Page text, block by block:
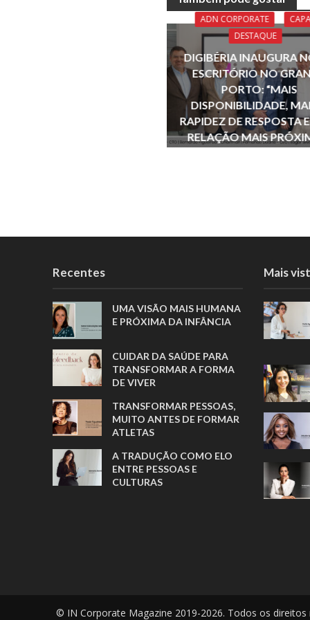
b
o
o
k
ADN CORPORATE
DESTAQUE
DIGIBÉRIA INAUGURA
ESCRITÓRIO NO
PORTO: “MAIS
DISPONIBILIDADE,
RAPIDEZ DE RESPOSTA
RELAÇÃO MAIS
Recentes
UMA VISÃO MAIS HUMANA
E PRÓXIMA DA INFÂNCIA
CUIDAR DA SAÚDE PARA
TRANSFORMAR A FORMA
DE VIVER
TRANSFORMAR PESSOAS,
MUITO ANTES DE FORMAR
ATLETAS
A TRADUÇÃO COMO ELO
ENTRE PESSOAS E
CULTURAS
Mais
© IN Corporate Magazine 2019-2026. Todos os direitos